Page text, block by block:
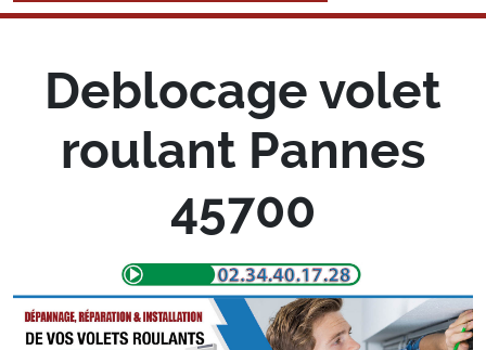
Deblocage volet
roulant Pannes
45700